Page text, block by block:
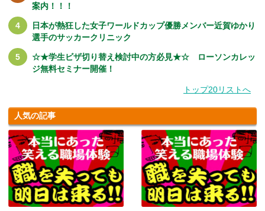
案内！！！
日本が熱狂した女子ワールドカップ優勝メンバー近賀ゆかり
選手のサッカークリニック
☆★学生ビザ切り替え検討中の方必見★☆ ローソンカレッ
ジ無料セミナー開催！
トップ20リストへ
人気の記事